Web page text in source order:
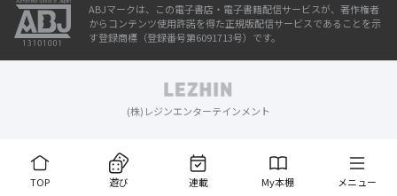
TOP 遊び 連載 My本棚 メニュー
ABJマークは、この電子書店・電子書籍配信サービスが、著作権者
からコンテンツ使用許諾を得た正規版配信サービスであることを示
す登録商標（登録番号第6091713号）です。
(株)レジンエンターテインメント